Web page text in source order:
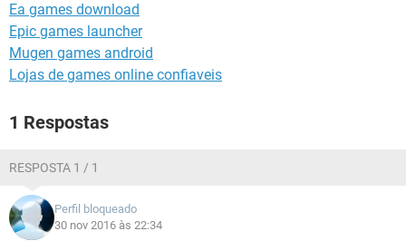
Ea games download
Epic games launcher
Mugen games android
Lojas de games online confiaveis
1 Respostas
RESPOSTA 1 / 1
Perfil bloqueado
30 nov 2016 às 22:34